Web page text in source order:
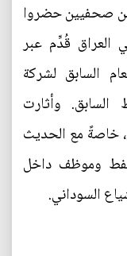
صحفيين حضروا
العراق قُدِّم عبر
السابق لشركة
وأثارت
خاصةً مع الحديث
وموظف داخل
السوداني.